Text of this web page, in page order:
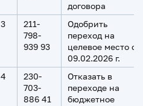
договора
3
211-
798-
939 93
Одобрить
переход на
целевое место с
09.02.2026 г.
4
230-
703-
886 41
Отказать в
переходе на
бюджетное